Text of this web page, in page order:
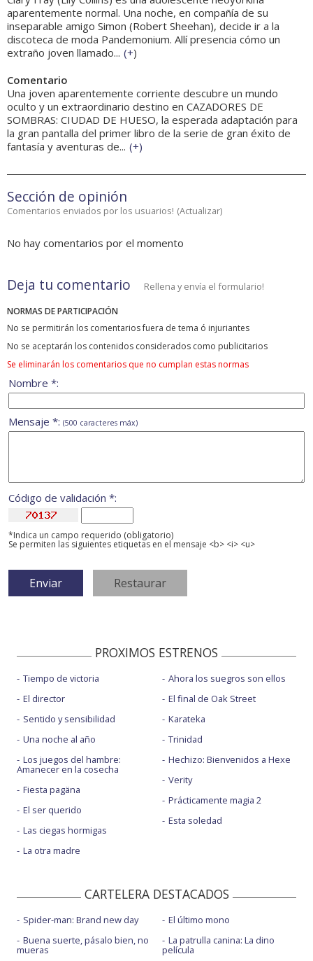
aparentemente normal. Una noche, en compañía de su
inseparable amigo Simon (Robert Sheehan), decide ir a la
discoteca de moda Pandemonium. Allí presencia cómo un
extraño joven llamado... (+)
Comentario
Una joven aparentemente corriente descubre un mundo
oculto y un extraordinario destino en CAZADORES DE
SOMBRAS: CIUDAD DE HUESO, la esperada adaptación para
la gran pantalla del primer libro de la serie de gran éxito de
fantasía y aventuras de... (+)
Sección de opinión
Comentarios enviados por los usuarios! (Actualizar)
No hay comentarios por el momento
Deja tu comentario Rellena y envía el formulario!
NORMAS DE PARTICIPACIÓN
No se permitirán los comentarios fuera de tema ó injuriantes
No se aceptarán los contenidos considerados como publicitarios
Se eliminarán los comentarios que no cumplan estas normas
Nombre *:
Mensaje *: (500 caracteres máx)
Código de validación *:
*Indica un campo requerido (obligatorio)
Se permiten las siguientes etiquetas en el mensaje <b> <i> <u>
PROXIMOS ESTRENOS
Tiempo de victoria
El director
Sentido y sensibilidad
Una noche al año
Los juegos del hambre:
Amanecer en la cosecha
Fiesta pagäna
El ser querido
Las ciegas hormigas
La otra madre
Ahora los suegros son ellos
El final de Oak Street
Karateka
Trinidad
Hechizo: Bienvenidos a Hexe
Verity
Prácticamente magia 2
Esta soledad
CARTELERA DESTACADOS
Spider-man: Brand new day
Buena suerte, pásalo bien, no
mueras
El último mono
La patrulla canina: La dino
película